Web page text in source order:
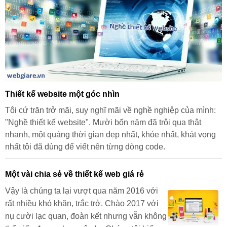
Thiết kế website một góc nhìn
Tôi cứ trăn trở mãi, suy nghĩ mãi về nghề nghiệp của mình:
"Nghề thiết kế website". Mười bốn năm đã trôi qua thật
nhanh, một quảng thời gian đẹp nhất, khỏe nhất, khát vọng
nhất tôi đã dùng để viết nên từng dòng code.
Một vài chia sẻ về thiết kế web giá rẻ
Vậy là chúng ta lại vượt qua năm 2016 với
rất nhiều khó khăn, trắc trở. Chào 2017 với
nụ cười lạc quan, đoàn kết nhưng vẫn không